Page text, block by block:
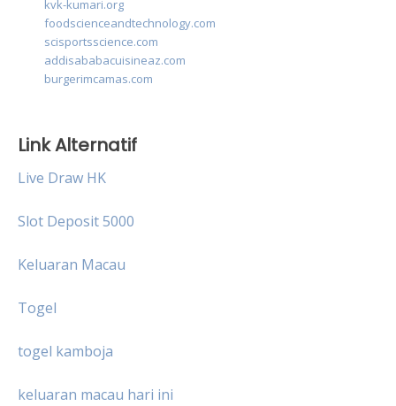
kvk-kumari.org
foodscienceandtechnology.com
scisportsscience.com
addisababacuisineaz.com
burgerimcamas.com
Link Alternatif
Live Draw HK
Slot Deposit 5000
Keluaran Macau
Togel
togel kamboja
keluaran macau hari ini